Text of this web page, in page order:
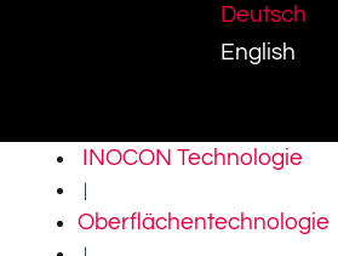
Deutsch
English
INOCON Technologie
Oberflächentechnologie